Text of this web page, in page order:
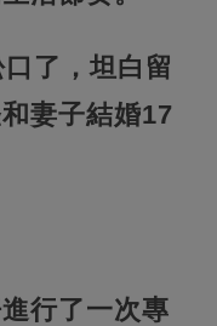
了，坦白留
妻子結婚17
行了一次專